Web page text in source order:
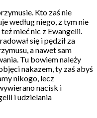
Kto zaś nie
według niego, z tym nie
mieć nic z Ewangelii.
się i pędził za
a nawet sam
Tu bowiem należy
nakazem, ty zaś abyś
nikogo, lecz
nacisk i
i udzielania